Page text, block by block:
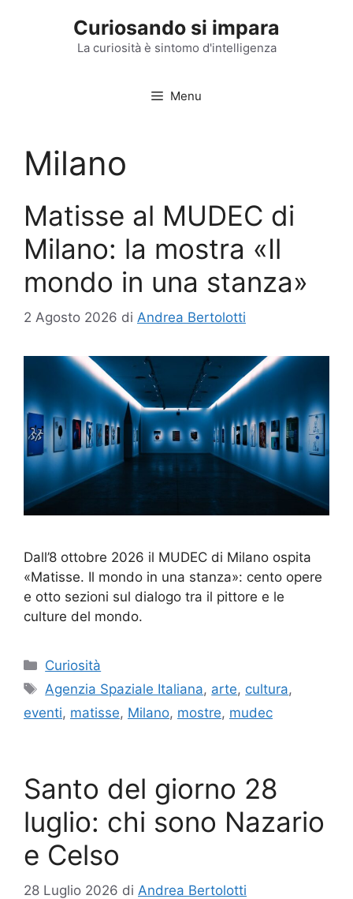
Curiosando si impara
La curiosità è sintomo d'intelligenza
Menu
Milano
Matisse al MUDEC di
Milano: la mostra «Il
mondo in una stanza»
2 Agosto 2026 di Andrea Bertolotti
Dall’8 ottobre 2026 il MUDEC di Milano ospita
«Matisse. Il mondo in una stanza»: cento opere
e otto sezioni sul dialogo tra il pittore e le
culture del mondo.
Categorie
Curiosità
Tag
Agenzia Spaziale Italiana, arte, cultura,
eventi, matisse, Milano, mostre, mudec
Santo del giorno 28
luglio: chi sono Nazario
e Celso
28 Luglio 2026 di Andrea Bertolotti